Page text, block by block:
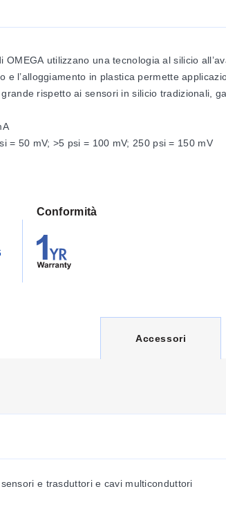
OMEGA utilizzano una tecnologia al silicio
e l’alloggiamento in plastica permette
rispetto ai sensori in silicio tradizionali,
= 50 mV; >5 psi = 100 mV; 250 psi = 150 mV
a 185°F)
a 122°F)
4, (2,50 $), non incluso
Conformità
C
R
Accessori
e trasduttori e cavi multiconduttori